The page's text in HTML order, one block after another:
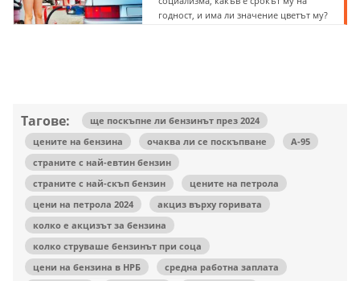
годност, и има ли значение цветът му?
Тагове:
ще поскъпне ли бензинът през 2024
цените на бензина
очаква ли се поскъпване
А-95
страните с най-евтин бензин
страните с най-скъп бензин
цените на петрола
цени на петрола 2024
акциз върху горивата
колко е акцизът за бензина
колко струваше бензинът при соца
цени на бензина в НРБ
средна работна заплата